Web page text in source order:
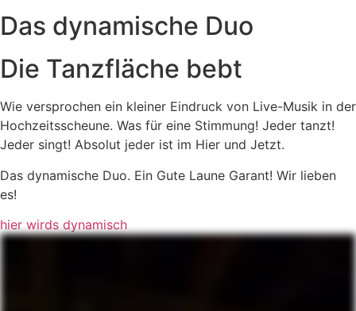
Das dynamische Duo
Die Tanzfläche bebt
Wie versprochen ein kleiner Eindruck von Live-Musik in der
Hochzeitsscheune. Was für eine Stimmung! Jeder tanzt!
Jeder singt! Absolut jeder ist im Hier und Jetzt.
Das dynamische Duo. Ein Gute Laune Garant! Wir lieben
es!
hier wirds dynamisch